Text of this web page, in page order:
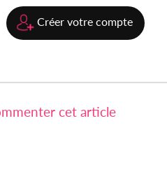
Créer votre compte
cet article